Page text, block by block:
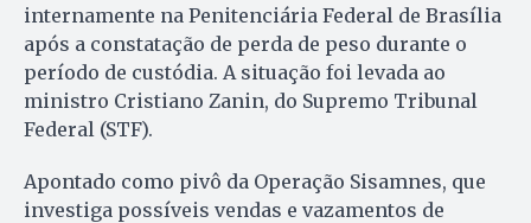
internamente na Penitenciária Federal de Brasília
após a constatação de perda de peso durante o
período de custódia. A situação foi levada ao
ministro Cristiano Zanin, do Supremo Tribunal
Federal (STF).
Apontado como pivô da Operação Sisamnes, que
investiga possíveis vendas e vazamentos de